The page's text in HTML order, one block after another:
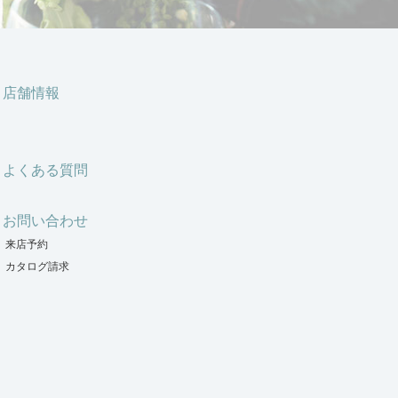
店舗情報
よくある質問
お問い合わせ
来店予約
カタログ請求